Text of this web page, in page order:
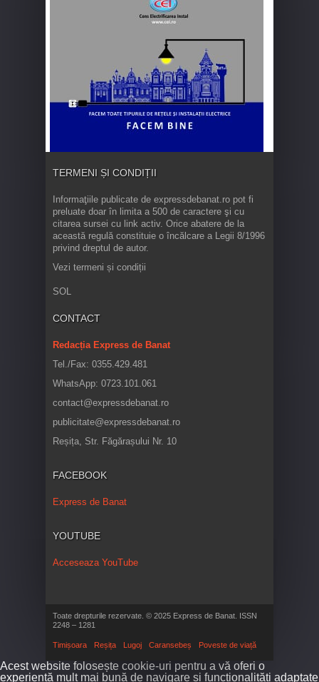
TERMENI ȘI CONDIȚII
Informaţiile publicate de expressdebanat.ro pot fi
preluate doar în limita a 500 de caractere şi cu
citarea sursei cu link activ. Orice abatere de la
această regulă constituie o încălcare a Legii 8/1996
privind dreptul de autor.
Vezi termeni și condiții
SOL
CONTACT
Redacția Express de Banat
Tel./Fax: 0355.429.481
WhatsApp: 0723.101.061
contact@expressdebanat.ro
publicitate@expressdebanat.ro
Reșița, Str. Făgărașului Nr. 10
FACEBOOK
Express de Banat
YOUTUBE
Acceseaza YouTube
Toate drepturile rezervate. © 2025 Express de Banat. ISSN
2248 – 1281
Timișoara Reșița Lugoj Caransebeș Poveste de viață
Acest website folosește cookie-uri pentru a vă oferi o
experiență mult mai bună de navigare și funcționalități adaptate